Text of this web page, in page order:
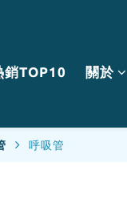
銷TOP10 關於
呼吸管